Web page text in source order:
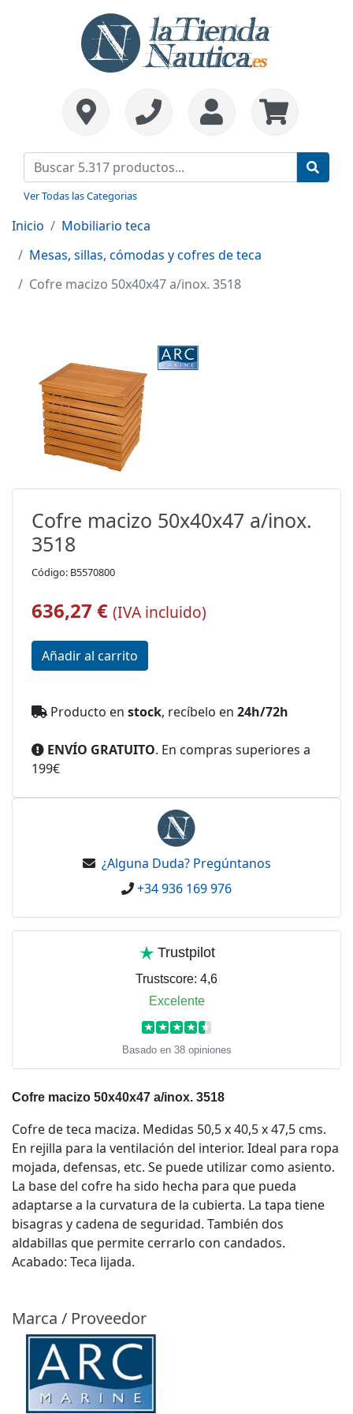
Ver Todas las Categorias
Inicio
Mobiliario teca
Mesas, sillas, cómodas y cofres de teca
Cofre macizo 50x40x47 a/inox. 3518
Cofre macizo 50x40x47 a/inox.
3518
Código: B5570800
636,27 € (IVA incluido)
Producto en stock, recíbelo en 24h/72h
ENVÍO GRATUITO. En compras superiores a
199€
¿Alguna Duda? Pregúntanos
+34 936 169 976
Trustpilot
Trustscore: 4,6
Excelente
★ ★ ★ ★ ★
Basado en 38 opiniones
Cofre macizo 50x40x47 a/inox. 3518
Cofre de teca maciza. Medidas 50,5 x 40,5 x 47,5 cms.
En rejilla para la ventilación del interior. Ideal para ropa
mojada, defensas, etc. Se puede utilizar como asiento.
La base del cofre ha sido hecha para que pueda
adaptarse a la curvatura de la cubierta. La tapa tiene
bisagras y cadena de seguridad. También dos
aldabillas que permite cerrarlo con candados.
Acabado: Teca lijada.
Marca / Proveedor